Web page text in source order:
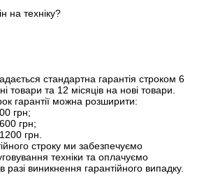
на техніку?
стандартна гарантія строком 6
товари та 12 місяців на нові товари.
гарантії можна розширити:
грн;
грн;
грн.
строку ми забезпечуємо
техніки та оплачуємо
разі виникнення гарантійного випадку.